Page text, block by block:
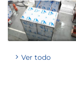
Ver todo